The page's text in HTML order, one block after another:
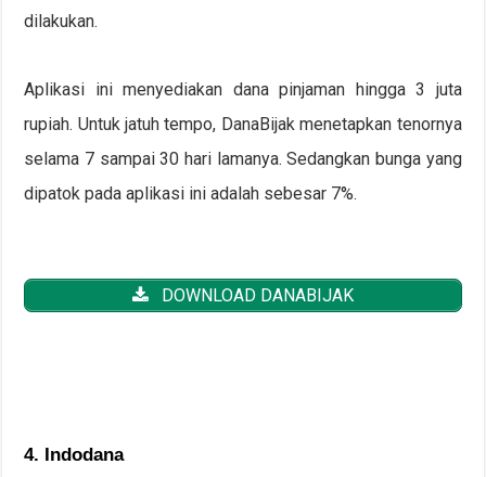
dilakukan.
Aplikasi ini menyediakan dana pinjaman hingga 3 juta
rupiah. Untuk jatuh tempo, DanaBijak menetapkan tenornya
selama 7 sampai 30 hari lamanya. Sedangkan bunga yang
dipatok pada aplikasi ini adalah sebesar 7%.
DOWNLOAD DANABIJAK
4. Indodana